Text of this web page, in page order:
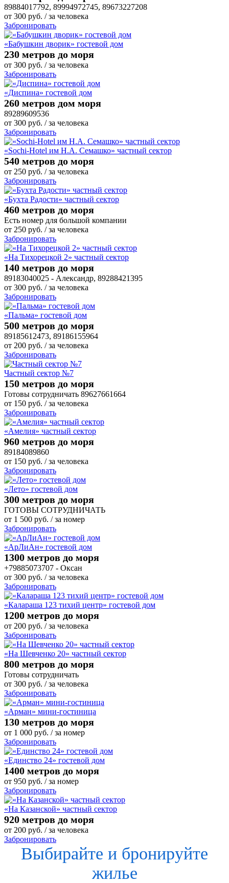
89884017792, 89994972745, 89673227208
от 300 руб. / за человека
Забронировать
«Бабушкин дворик» гостевой дом
230 метров до моря
от 300 руб. / за человека
Забронировать
«Диспина» гостевой дом
260 метров дом моря
89289609536
от 300 руб. / за человека
Забронировать
«Sochi-Hotel им Н.А. Семашко» частный сектор
540 метров до моря
от 250 руб. / за человека
Забронировать
«Бухта Радости» частный сектор
460 метров до моря
Есть номер для большой компании
от 250 руб. / за человека
Забронировать
«На Тихорецкой 2» частный сектор
140 метров до моря
89183040025 - Александр, 89288421395
от 300 руб. / за человека
Забронировать
«Пальма» гостевой дом
500 метров до моря
89185612473, 89186155964
от 200 руб. / за человека
Забронировать
Частный сектор №7
150 метров до моря
Готовы сотрудничать 89627661664
от 150 руб. / за человека
Забронировать
«Амелия» частный сектор
960 метров до моря
89184089860
от 150 руб. / за человека
Забронировать
«Лето» гостевой дом
300 метров до моря
ГОТОВЫ СОТРУДНИЧАТЬ
от 1 500 руб. / за номер
Забронировать
«АрЛиАн» гостевой дом
1300 метров до моря
+79885073707 - Оксан
от 300 руб. / за человека
Забронировать
«Калараша 123 тихий центр» гостевой дом
1200 метров до моря
от 200 руб. / за человека
Забронировать
«На Шевченко 20» частный сектор
800 метров до моря
Готовы сотрудничать
от 300 руб. / за человека
Забронировать
«Арман» мини-гостиница
130 метров до моря
от 1 000 руб. / за номер
Забронировать
«Единство 24» гостевой дом
1400 метров до моря
от 950 руб. / за номер
Забронировать
«На Казанской» частный сектор
920 метров до моря
от 200 руб. / за человека
Забронировать
Выбирайте и бронируйте
жилье